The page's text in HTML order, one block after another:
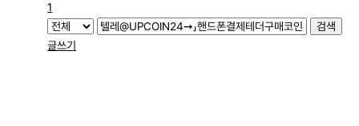
1
검색
글쓰기